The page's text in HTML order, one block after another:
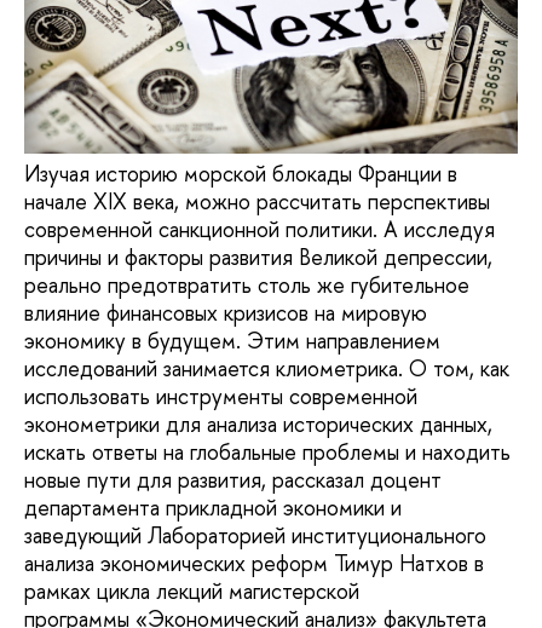
Изучая историю морской блокады Франции в
начале XIX века, можно рассчитать перспективы
современной санкционной политики. А исследуя
причины и факторы развития Великой депрессии,
реально предотвратить столь же губительное
влияние финансовых кризисов на мировую
экономику в будущем. Этим направлением
исследований занимается клиометрика. О том, как
использовать инструменты современной
эконометрики для анализа исторических данных,
искать ответы на глобальные проблемы и находить
новые пути для развития, рассказал доцент
департамента прикладной экономики и
заведующий Лабораторией институционального
анализа экономических реформ Тимур Натхов в
рамках цикла лекций магистерской
программы «Экономический анализ» факультета